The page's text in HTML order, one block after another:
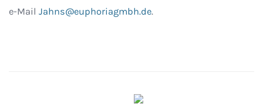
e-Mail Jahns@euphoriagmbh.de.